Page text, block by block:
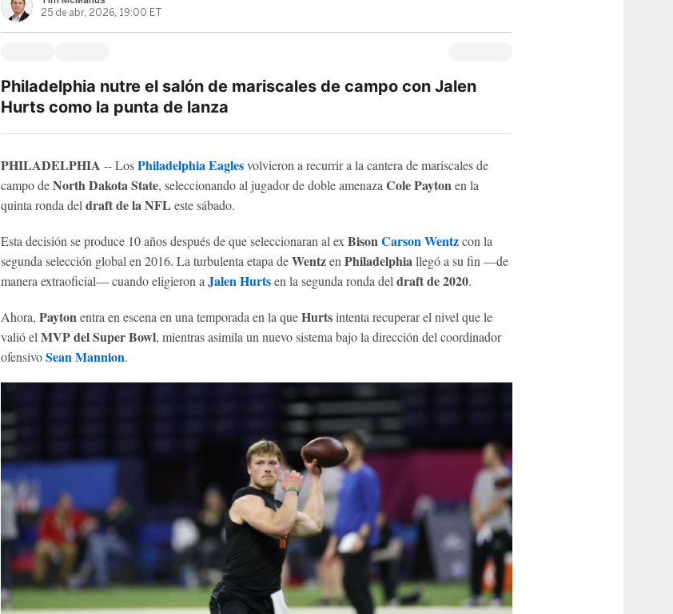
25 de abr, 2026, 19:00 ET
Philadelphia nutre el salón de mariscales de campo con Jalen
Hurts como la punta de lanza
PHILADELPHIA -- LosPhiladelphia Eaglesvolvieron a recurrir a la cantera de mariscales de
campo deNorth Dakota State, seleccionando al jugador de doble amenaza Cole Payton en la
quinta ronda del draft de la NFL este sábado.
Esta decisión se produce 10 años después de que seleccionaran al ex BisonCarson Wentzcon la
segunda selección global en 2016. La turbulenta etapa deWentzen Philadelphia llegó a su fin —de
manera extraoficial— cuando eligieron a Jalen Hurtsen la segunda ronda del draft de 2020.
Ahora, Payton entra en escena en una temporada en la queHurtsintenta recuperar el nivel que le
valió el MVP del Super Bowl, mientras asimila un nuevo sistema bajo la dirección del coordinador
ofensivoSean Mannion.